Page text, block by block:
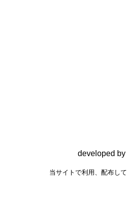
developed by
当サイトで利用、配布し